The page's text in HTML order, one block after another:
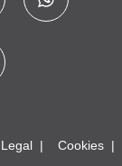
Cookies